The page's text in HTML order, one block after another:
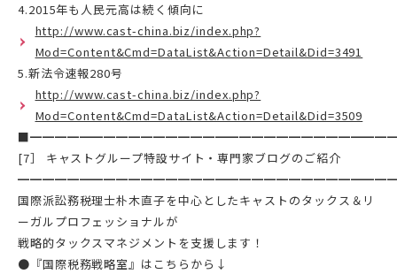
4.2015年も人民元高は続く傾向に
http://www.cast-china.biz/index.php?
Mod=Content&Cmd=DataList&Action=Detail&Did=3491
5.新法令速報280号
http://www.cast-china.biz/index.php?
Mod=Content&Cmd=DataList&Action=Detail&Did=3509
[7］ キャストグループ特設サイト・専門家ブログのご紹介
国際派訟務税理士朴木直子を中心としたキャストのタックス＆リ
ーガルプロフェッショナルが
戦略的タックスマネジメントを支援します！
●『国際税務戦略室』はこちらから↓